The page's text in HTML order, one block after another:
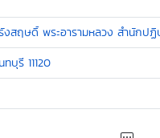
งสฤษดิ์ พระอารามหลวง สำนัก
บุรี 11120